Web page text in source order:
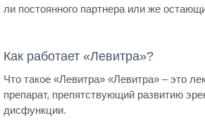
ли постоянного партнера или же
Как работает «Левитра»?
Что такое «Левитра» «Левитра» – это
препарат, препятствующий развитию
дисфункции.